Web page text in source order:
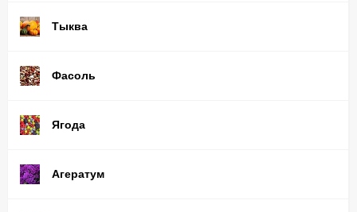
Тыква
Фасоль
Ягода
Агератум